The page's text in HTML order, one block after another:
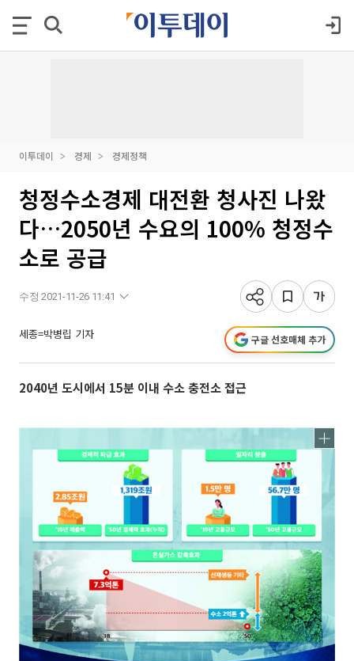
이투데이 경제 경제정책
청정수소경제 대전환 청사진 나왔
다…2050년 수요의 100% 청정수
소로 공급
수정 2021-11-26 11:41
세종=박병립 기자 구글 선호매체 추가
2040년 도시에서 15분 이내 수소 충전소 접근